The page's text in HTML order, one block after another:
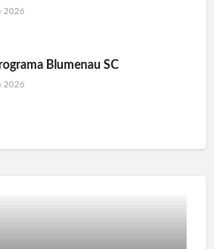
2026
Blumenau SC
2026